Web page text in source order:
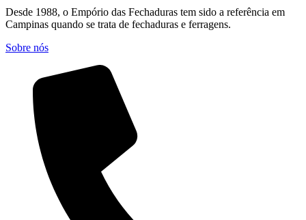
Desde 1988, o Empório das Fechaduras tem sido a referência em
Campinas quando se trata de fechaduras e ferragens.
Sobre nós